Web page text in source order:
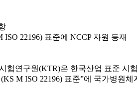
22196) 표준에 NCCP 자원 등재
험연구원(KTR)은 한국산업 표준 시
M ISO 22196) 표준”에 국가병원